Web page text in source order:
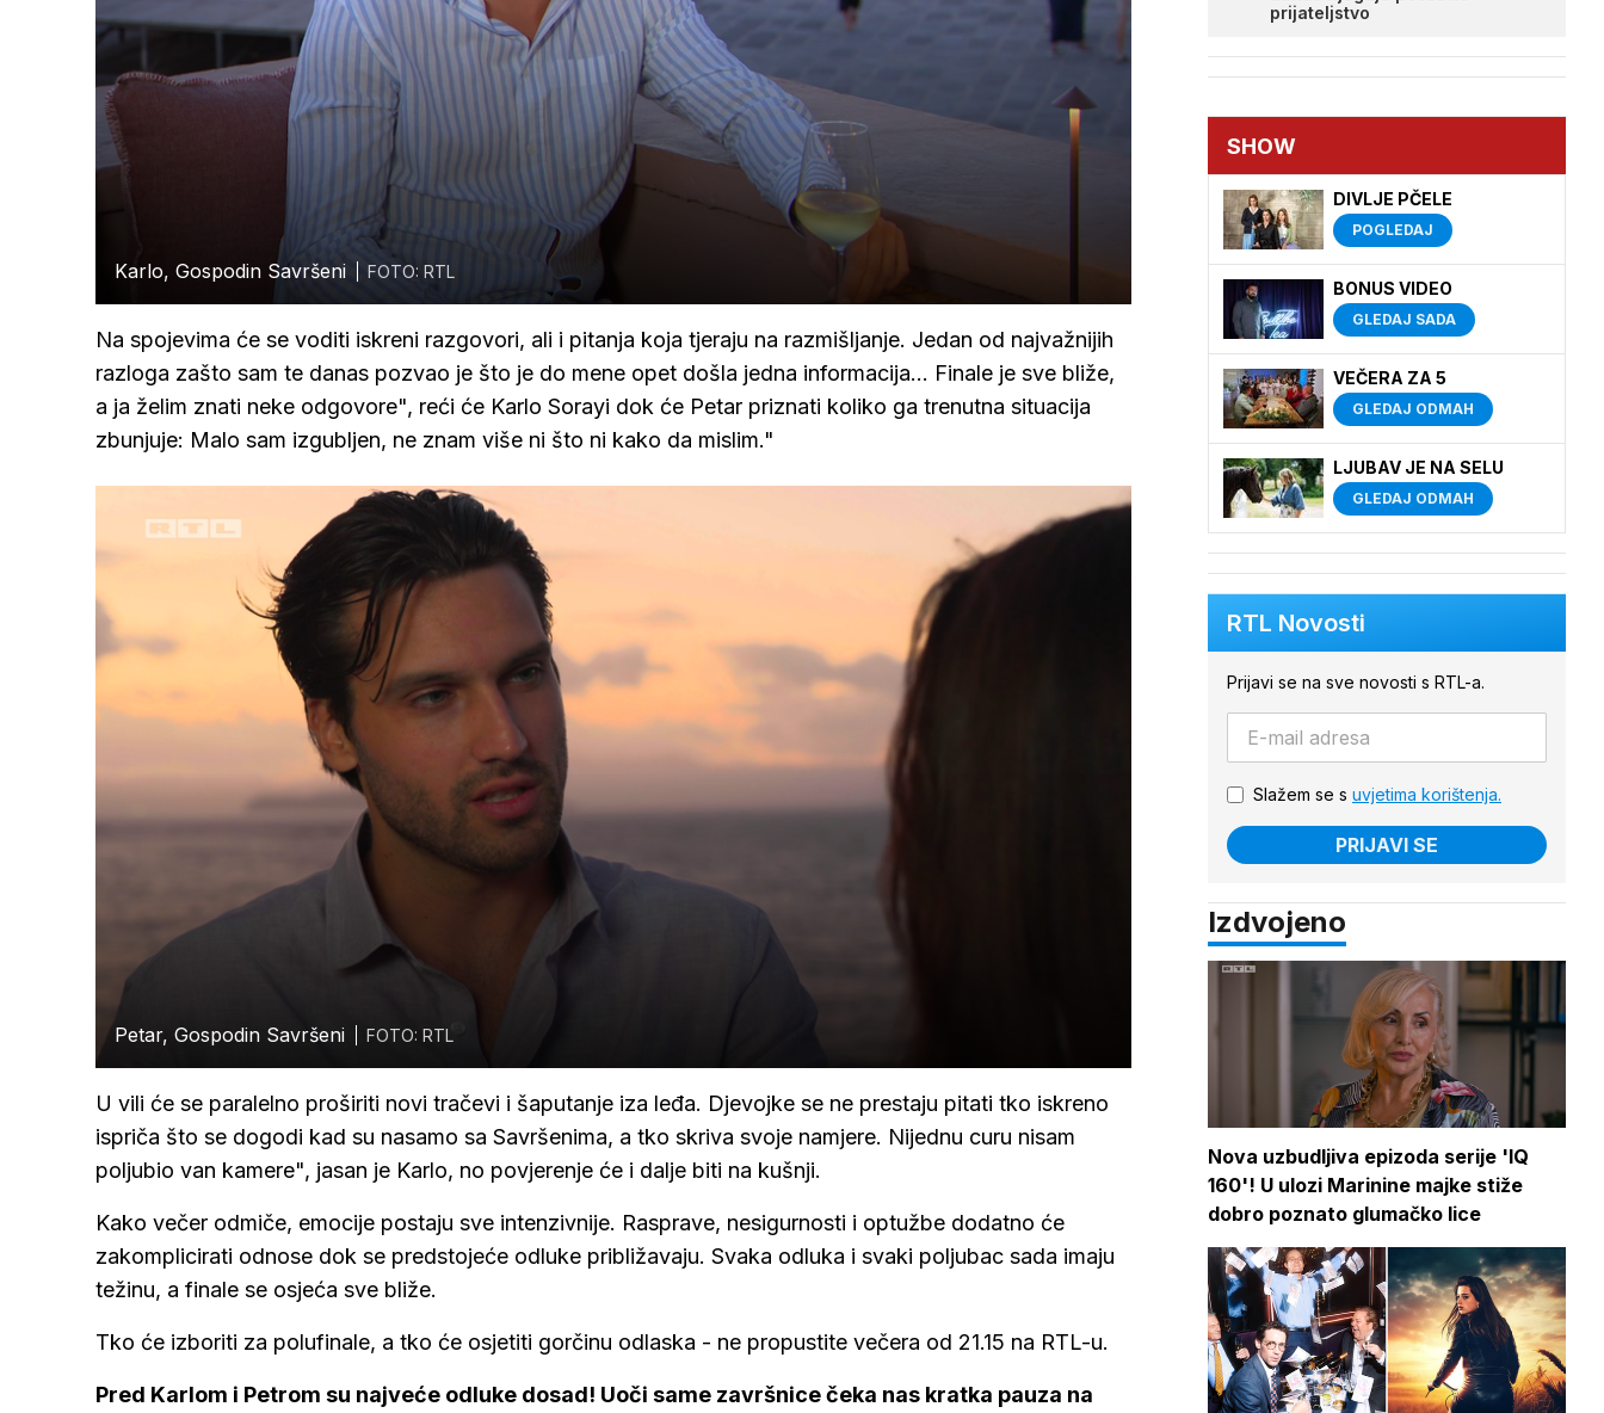
Karlo, Gospodin Savršeni FOTO: RTL
Na spojevima će se voditi iskreni razgovori, ali i pitanja koja tjeraju na razmišljanje. Jedan od najvažnijih
razloga zašto sam te danas pozvao je što je do mene opet došla jedna informacija... Finale je sve bliže,
a ja želim znati neke odgovore", reći će Karlo Sorayi dok će Petar priznati koliko ga trenutna situacija
zbunjuje: Malo sam izgubljen, ne znam više ni što ni kako da mislim."
Petar, Gospodin Savršeni FOTO: RTL
U vili će se paralelno proširiti novi tračevi i šaputanje iza leđa. Djevojke se ne prestaju pitati tko iskreno
ispriča što se dogodi kad su nasamo sa Savršenima, a tko skriva svoje namjere. Nijednu curu nisam
poljubio van kamere", jasan je Karlo, no povjerenje će i dalje biti na kušnji.
Kako večer odmiče, emocije postaju sve intenzivnije. Rasprave, nesigurnosti i optužbe dodatno će
zakomplicirati odnose dok se predstojeće odluke približavaju. Svaka odluka i svaki poljubac sada imaju
težinu, a finale se osjeća sve bliže.
Tko će izboriti za polufinale, a tko će osjetiti gorčinu odlaska - ne propustite večera od 21.15 na RTL-u.
Pred Karlom i Petrom su najveće odluke dosad! Uoči same završnice čeka nas kratka pauza na
prijateljstvo
SHOW
DIVLJE PČELE
POGLEDAJ
BONUS VIDEO
GLEDAJ SADA
VEČERA ZA 5
GLEDAJ ODMAH
LJUBAV JE NA SELU
GLEDAJ ODMAH
RTL Novosti
Prijavi se na sve novosti s RTL-a.
Slažem se s uvjetima korištenja.
PRIJAVI SE
Izdvojeno
Nova uzbudljiva epizoda serije 'IQ
160'! U ulozi Marinine majke stiže
dobro poznato glumačko lice